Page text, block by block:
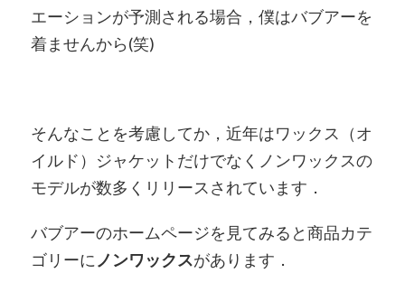
エーションが予測される場合，僕はバブアーを
着ませんから(笑)
そんなことを考慮してか，近年はワックス（オ
イルド）ジャケットだけでなくノンワックスの
モデルが数多くリリースされています．
バブアーのホームページを見てみると商品カテ
ゴリーに ノンワックスがあります．